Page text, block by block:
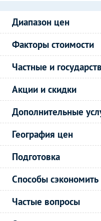
Диапазон цен
Факторы стоимости
Частные и
Акции и скидки
Дополнительные
География цен
Подготовка
Способы сэкономить
Частые вопросы